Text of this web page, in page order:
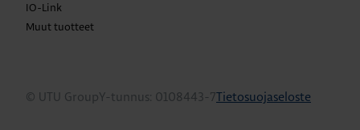
IO-Link
Muut tuotteet
© UTU GroupY-tunnus: 0108443-7Tietosuojaseloste